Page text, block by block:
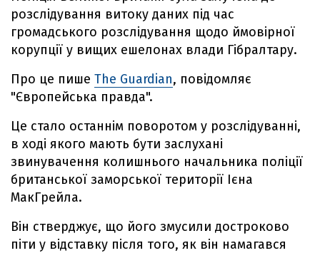
розслідування витоку даних під час
громадського розслідування щодо ймовірної
корупції у вищих ешелонах влади Гібралтару.
Про це пише The Guardian, повідомляє
"Європейська правда".
Це стало останнім поворотом у розслідуванні,
в ході якого мають бути заслухані
звинувачення колишнього начальника поліції
британської заморської території Ієна
МакГрейла.
Він стверджує, що його змусили достроково
піти у відставку після того, як він намагався